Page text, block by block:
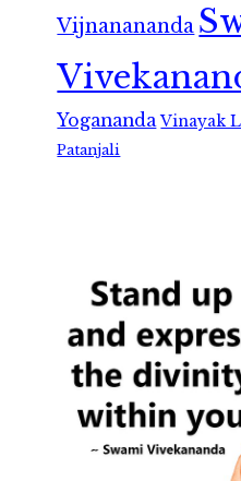
Vijnanananda
Yogananda Vinayak
Patanjali